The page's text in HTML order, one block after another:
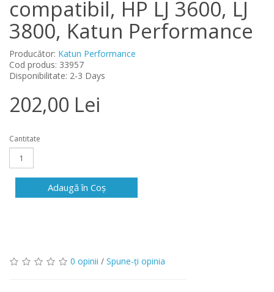
compatibil, HP LJ 3600, LJ
3800, Katun Performance
Producător: Katun Performance
Cod produs: 33957
Disponibilitate: 2-3 Days
202,00 Lei
Cantitate
Adaugă în Coş
0 opinii / Spune-ţi opinia